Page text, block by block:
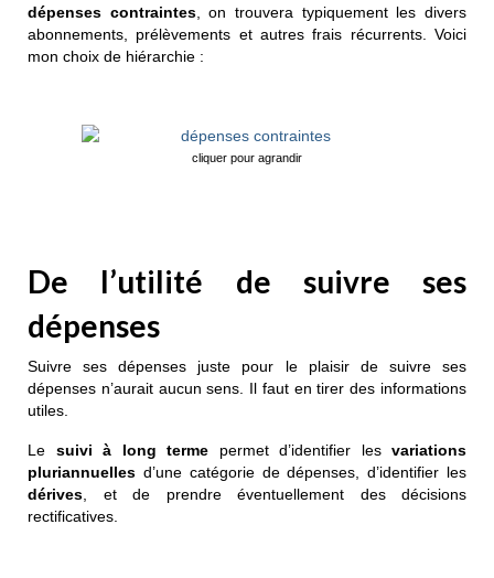
dépenses contraintes, on trouvera typiquement les divers
abonnements, prélèvements et autres frais récurrents. Voici
mon choix de hiérarchie :
cliquer pour agrandir
De l’utilité de suivre ses
dépenses
Suivre ses dépenses juste pour le plaisir de suivre ses
dépenses n’aurait aucun sens. Il faut en tirer des informations
utiles.
Le suivi à long terme permet d’identifier les variations
pluriannuelles d’une catégorie de dépenses, d’identifier les
dérives, et de prendre éventuellement des décisions
rectificatives.